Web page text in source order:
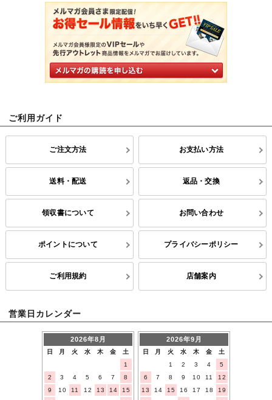
ご利用ガイド
ご注文方法 お支払い方法
送料・配送 返品・交換
領収書について お問い合わせ
ポイントについて プライバシーポリシー
ご利用規約 店舗案内
営業日カレンダー
2026年8月
日 月 火 水 木 金
土
1
2
3 4 5 6 7
8
9
10 11 12 13 14
15
2026年9月
日 月 火 水 木 金
土
1
2 3 4
5
6
7 8 9 10 11
12
13
14 15 16 17 18
19